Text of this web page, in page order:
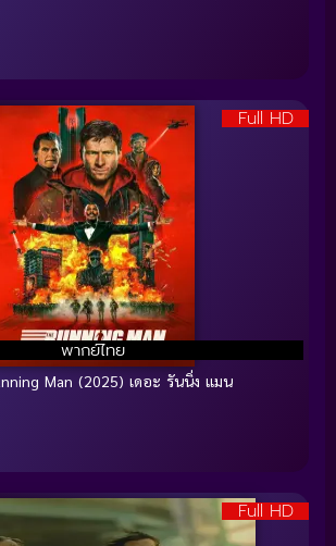
Full HD
พากย์ไทย
Man (2025) เดอะ รันนิ่ง แมน
Full HD